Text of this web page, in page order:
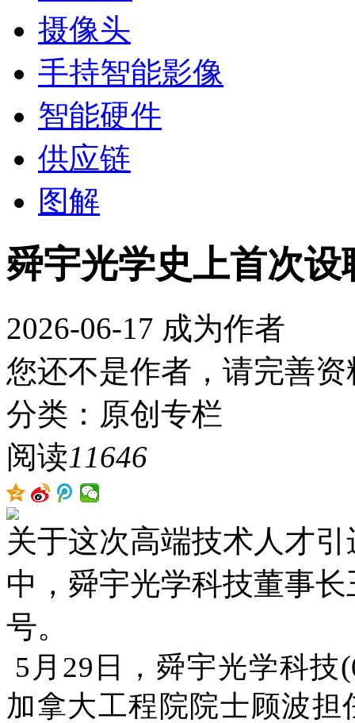
摄像头
手持智能影像
智能硬件
供应链
图解
舜宇光学史上首次
2026-06-17 成为作者
您还不是作者，请完善资
分类：原创专栏
阅读11646
关于这次高端技术人才
中，舜宇光学科技董事
号。
5月29日， 舜宇光学科技(
加拿大工程院院士顾波担